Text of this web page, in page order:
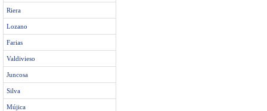
Riera
Lozano
Farias
Valdivieso
Juncosa
Silva
Mújica